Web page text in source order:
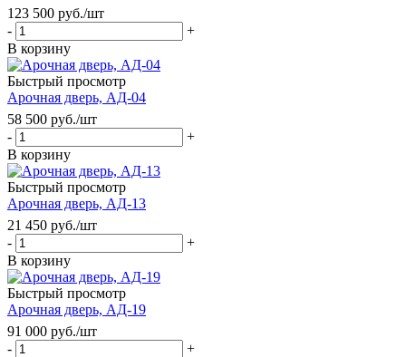
123 500 руб./шт
-
+
В корзину
Быстрый просмотр
Арочная дверь, АД-04
58 500 руб./шт
-
+
В корзину
Быстрый просмотр
Арочная дверь, АД-13
21 450 руб./шт
-
+
В корзину
Быстрый просмотр
Арочная дверь, АД-19
91 000 руб./шт
-
+